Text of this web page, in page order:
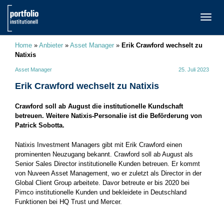
Home » Anbieter » Asset Manager » Erik Crawford wechselt zu
Natixis
Asset Manager 25. Juli 2023
Erik Crawford wechselt zu Natixis
Crawford soll ab August die institutionelle Kundschaft
betreuen. Weitere Natixis-Personalie ist die Beförderung von
Patrick Sobotta.
Natixis Investment Managers gibt mit Erik Crawford einen
prominenten Neuzugang bekannt. Crawford soll ab August als
Senior Sales Director institutionelle Kunden betreuen. Er kommt
von Nuveen Asset Management, wo er zuletzt als Director in der
Global Client Group arbeitete. Davor betreute er bis 2020 bei
Pimco institutionelle Kunden und bekleidete in Deutschland
Funktionen bei HQ Trust und Mercer.